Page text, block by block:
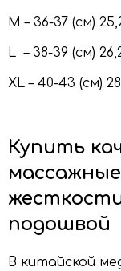
M – 36-37 (см)
L – 38-39 (см)
XL – 40-43 (см)
Купить
подошвой
В китайской